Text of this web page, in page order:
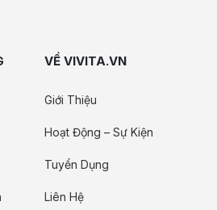
VỀ VIVITA.VN
Giới Thiệu
Hoạt Động – Sự Kiện
Tuyển Dụng
Liên Hệ